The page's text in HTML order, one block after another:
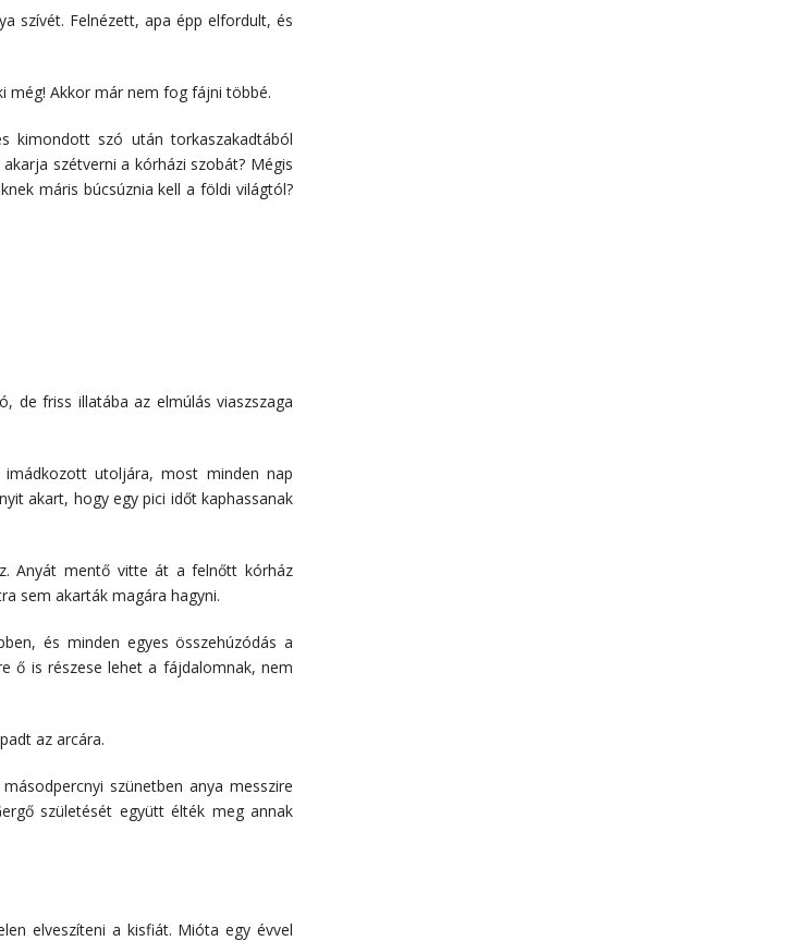
szívét. Felnézett, apa épp elfordult, és
még! Akkor már nem fog fájni többé.
kimondott szó után torkaszakadtából
szétverni a kórházi szobát? Mégis
máris búcsúznia kell a földi világtól?
de friss illatába az elmúlás viaszszaga
utoljára, most minden nap
akart, hogy egy pici időt kaphassanak
Anyát mentő vitte át a felnőtt kórház
sem akarták magára hagyni.
és minden egyes összehúzódás a
ő is részese lehet a fájdalomnak, nem
az arcára.
szünetben anya messzire
születését együtt élték meg annak
elveszíteni a kisfiát. Mióta egy évvel